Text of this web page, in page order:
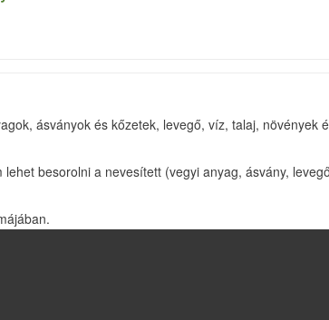
ásványok és kőzetek, levegő, víz, talaj, növények
besorolni a nevesített (vegyi anyag, ásvány,
alapra felvett pontok formájában. A dinamikus